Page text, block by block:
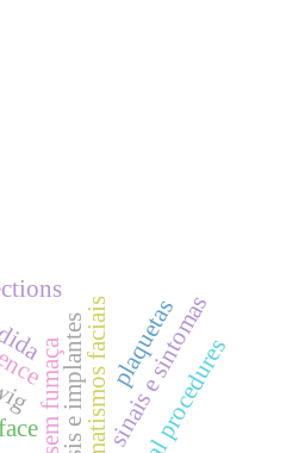
traumatismos faciais
prótesis e implantessinais e sintomas
plaquetas